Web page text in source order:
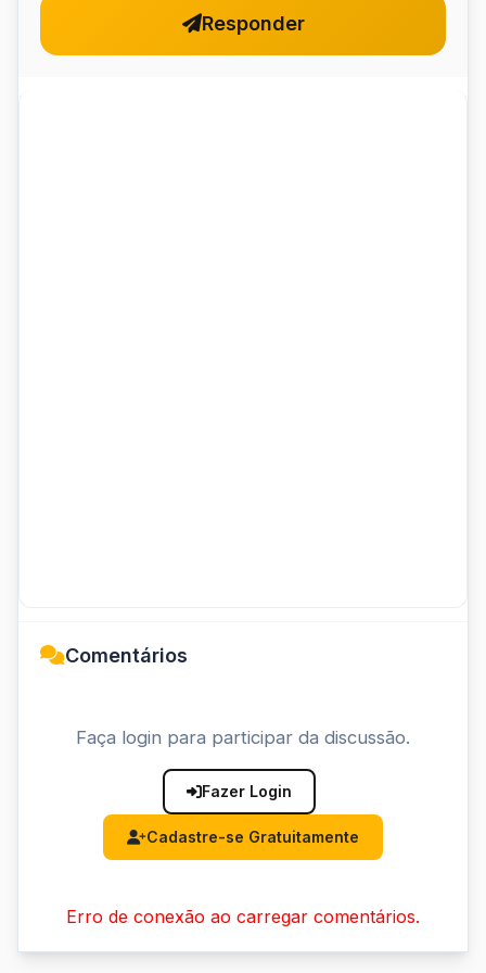
Responder
Comentários
Faça login para participar da discussão.
Fazer Login
Cadastre-se Gratuitamente
Erro de conexão ao carregar comentários.